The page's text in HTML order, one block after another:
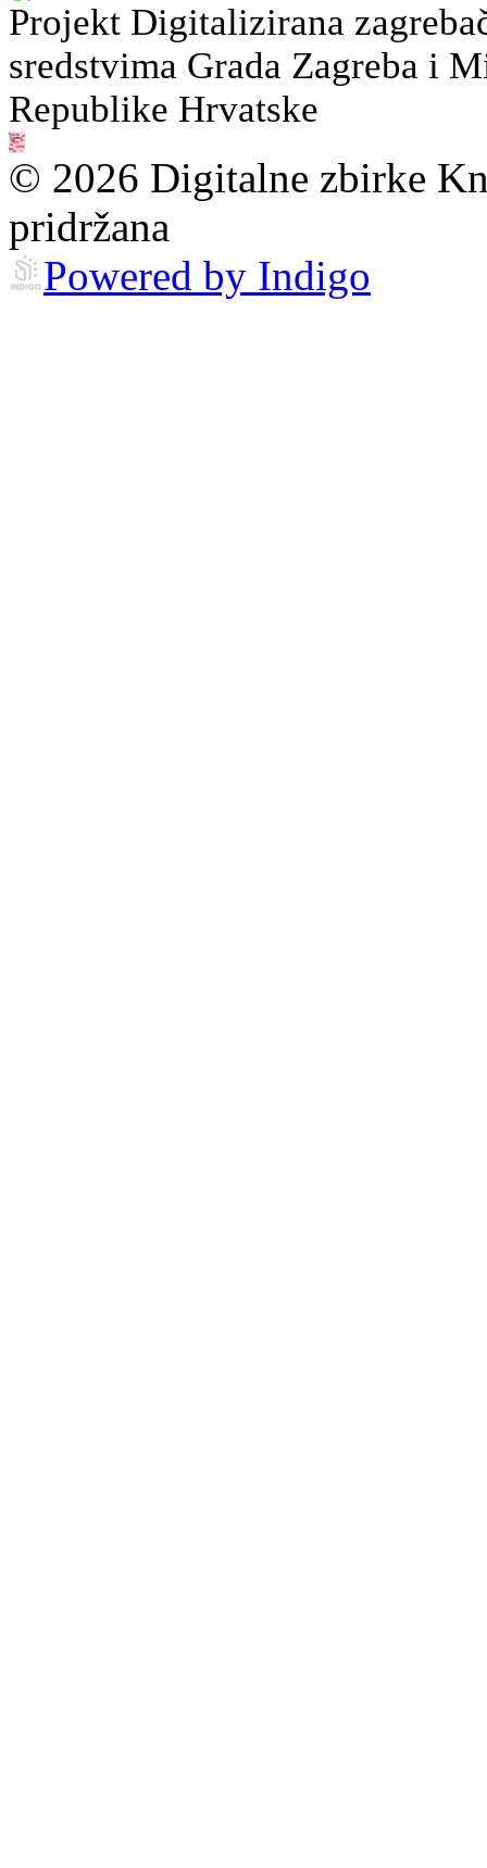
Projekt Digitalizirana
sredstvima Grada Zagreba i
Republike Hrvatske
© 2026 Digitalne zbirke
pridržana
Powered by Indigo